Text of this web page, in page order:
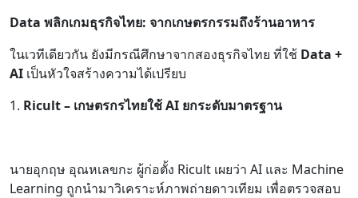
Data พลิกเกมธุรกิจไทย: จากเกษตรกรรมถึงร้านอาหาร
ในเวทีเดียวกัน ยังมีกรณีศึกษาจากสองธุรกิจไทย ที่ใช้ Data +
AI เป็นหัวใจสร้างความได้เปรียบ
1. Ricult – เกษตรกรไทยใช้ AI ยกระดับมาตรฐาน
นายอุกฤษ อุณหเลขกะ ผู้ก่อตั้ง Ricult เผยว่า AI และ Machine
Learning ถูกนำมาวิเคราะห์ภาพถ่ายดาวเทียม เพื่อตรวจสอบ